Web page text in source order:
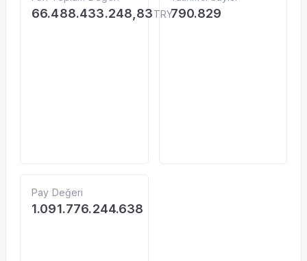
66.488.433.248,83TRY790.829
Pay Değeri
1.091.776.244.638